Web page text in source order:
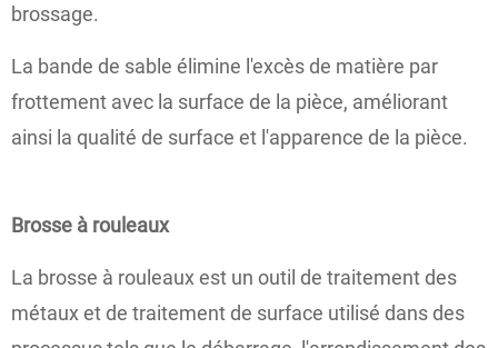
brossage.
La bande de sable élimine l'excès de matière par
frottement avec la surface de la pièce, améliorant
ainsi la qualité de surface et l'apparence de la pièce.
Brosse à rouleaux
La brosse à rouleaux est un outil de traitement des
métaux et de traitement de surface utilisé dans des